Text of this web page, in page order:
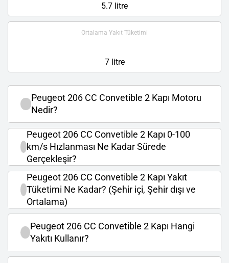
5.7 litre
Ortalama Yakıt Tüketimi
7 litre
Peugeot 206 CC Convetible 2 Kapı Motoru
Nedir?
Peugeot 206 CC Convetible 2 Kapı 0-100
km/s Hızlanması Ne Kadar Sürede
Gerçekleşir?
Peugeot 206 CC Convetible 2 Kapı Yakıt
Tüketimi Ne Kadar? (Şehir içi, Şehir dışı ve
Ortalama)
Peugeot 206 CC Convetible 2 Kapı Hangi
Yakıtı Kullanır?